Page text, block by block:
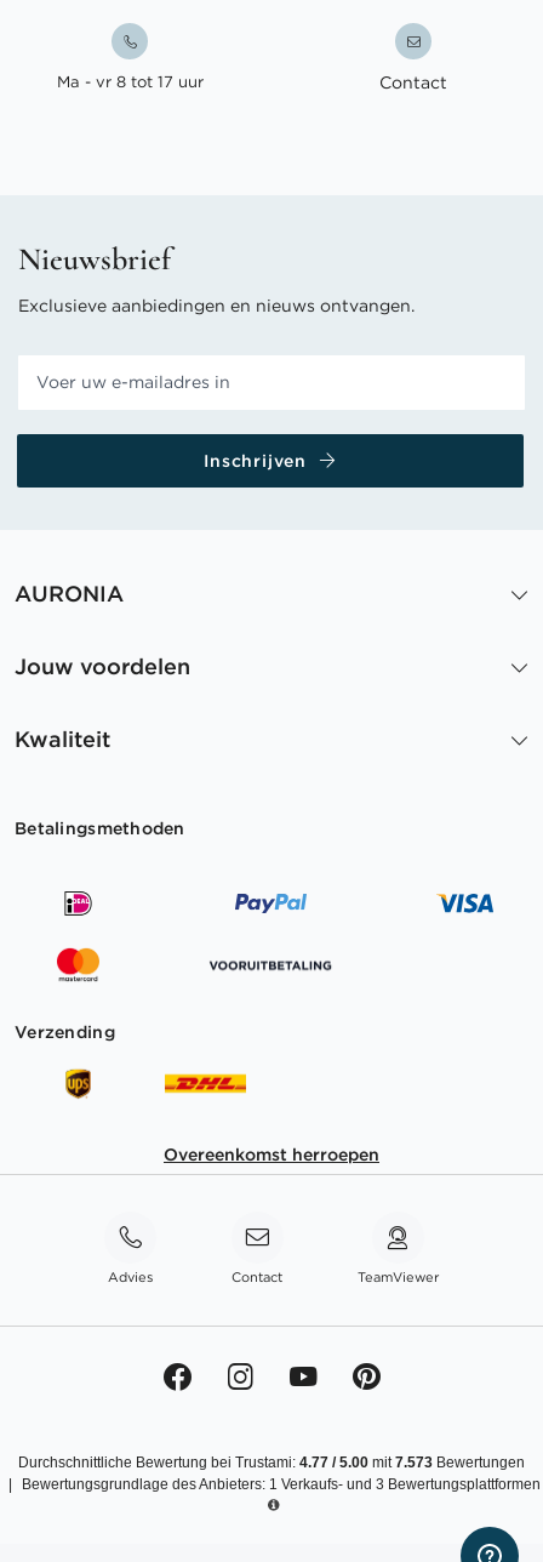
Ma - vr 8 tot 17 uur Contact
Nieuwsbrief
Exclusieve aanbiedingen en nieuws ontvangen.
Inschrijven
AURONIA
Jouw voordelen
Kwaliteit
Betalingsmethoden
Verzending
Overeenkomst herroepen
Advies Contact TeamViewer
Durchschnittliche Bewertung bei Trustami: 4.77 /5.00 mit7.573 Bewertungen
Bewertungsgrundlage des Anbieters: 1 Verkaufs- und 3 Bewertungsplattformen